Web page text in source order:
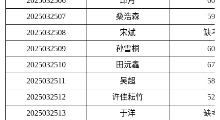
2025032507
桑浩森
59
2025032508
宋斌
缺考
2025032509
孙雪桐
60
2025032510
田沅鑫
67
2025032511
吴超
58
2025032512
许佳耘竹
52
2025032513
于洋
缺考